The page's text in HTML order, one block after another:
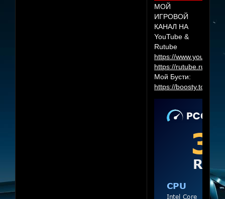
МОЙ
ИГРОВОЙ
КАНАЛ НА
YouTube &
Rutube
https://
https://rutube.ru/
Мой Бусти:
https://boosty.to/